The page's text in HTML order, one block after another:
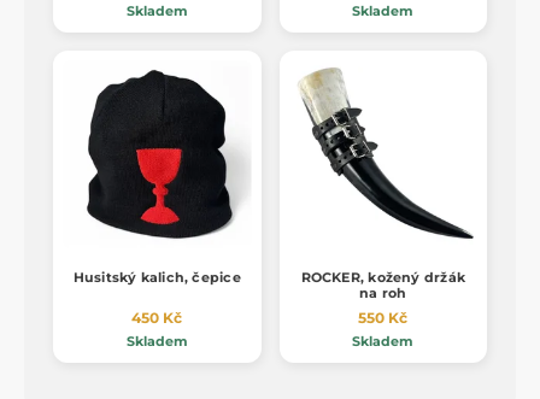
Skladem Skladem
Husitský kalich, čepice
450 Kč
Skladem
ROCKER, kožený držák
na roh
550 Kč
Skladem